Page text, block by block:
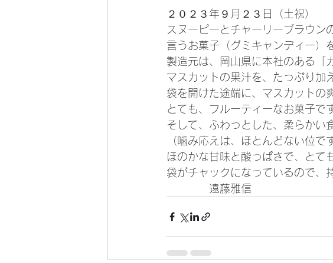
２０２３年９月２３日（土祝）
スヌーピーとチャーリーブラウン
言うお菓子（グミキャンディー）
製造元は、岡山県に本社のある「
マスカットの果汁を、たっぷり加
袋を開けた途端に、マスカットの
とても、フルーティーなお菓子で
そして、ふわっとした、柔らかい
（噛み応えは、ほとんどない位で
ほのかな甘味と酸っぱさで、とて
袋がチャックになっているので、
遠藤雅信